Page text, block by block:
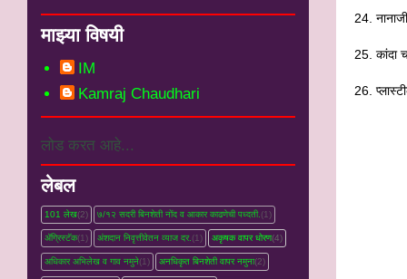
24.
25. कांदा
26.
माझ्या विषयी
IM
Kamraj Chaudhari
लोड करत आहे...
लेबल
101 लेख(2) ७/१२ सदरी बिनशेती नोंद व आकार काढणेची पध्दती.(1)
ॲग्रिस्टॅक(1) अंशदान निवृत्तीवेतन व्‍याज दर.(1) अकृषक वापर धोरण(4)
अधिकार अभिलेख व गाव नमुने(1) अनधिकृत बिनशेती वापर नमुना(2)